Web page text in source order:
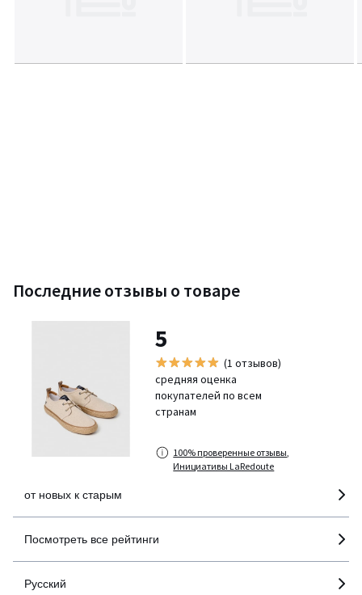
Последние отзывы о товаре
5
(1 отзывов)
средняя оценка
покупателей по всем
странам
100% проверенные отзывы,
Инициативы LaRedoute
от новых к старым
Посмотреть все рейтинги
Русский